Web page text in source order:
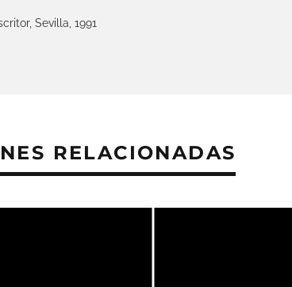
Sevilla, 1991
RELACIONADAS